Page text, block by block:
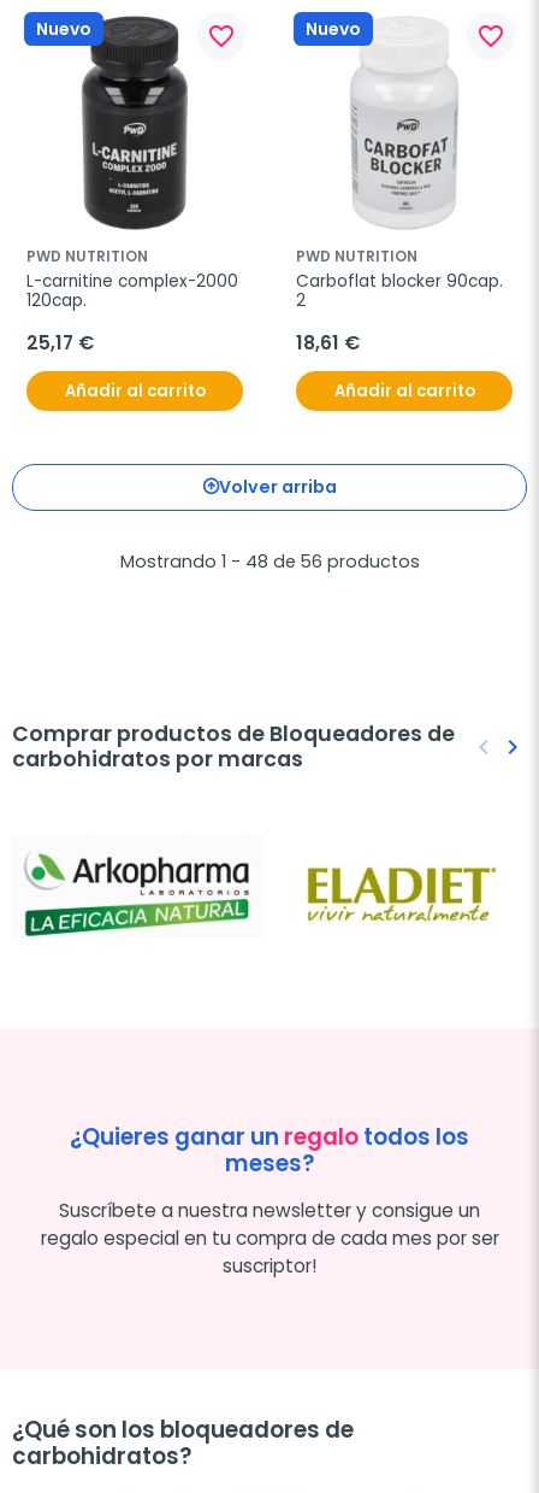
Nuevo favorite_border
PWD NUTRITION
L-carnitine complex-2000
120cap.
25,17 €
Añadir al carrito
Nuevo favorite_border
PWD NUTRITION
Carboflat blocker 90cap.
2
18,61 €
Añadir al carrito
Volver arriba
Mostrando 1 - 48 de 56 productos
Comprar productos de Bloqueadores de
carbohidratos por marcas
keyboard_arrow_left keyboard_arrow_right
¿Quieres ganar un regalotodos los
meses?
Suscríbete a nuestra newsletter y consigue un
regalo especial en tu compra de cada mes por ser
suscriptor!
¿Qué son los bloqueadores de
carbohidratos?